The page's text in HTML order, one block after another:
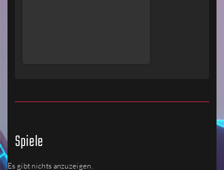
Spiele
Es gibt nichts anzuzeigen.